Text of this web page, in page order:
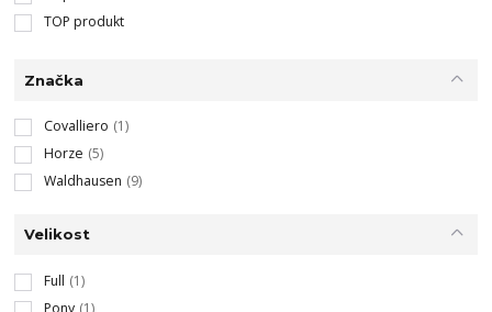
TOP produkt
Značka
Covalliero (1)
Horze (5)
Waldhausen (9)
Velikost
Full (1)
Pony (1)